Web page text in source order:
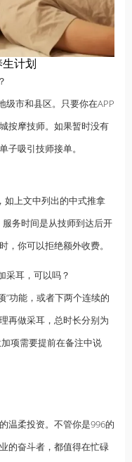
计划
级市和县区。只要你在APP
按摩技师。如果暂时没有
子吸引技师接单。
如上文中列出的中式推拿
务时间是从技师到达后开
，你可以拒绝额外收费。
采耳，可以吗？
”功能，或者下两个连续的
再做采耳，总时长分别为
项需要提前在备注中说
温柔投资。不管你是996的
的奋斗者，都值得在忙碌